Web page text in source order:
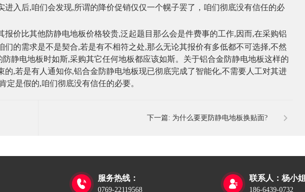
进入后,咱们会发现,所谓的降价促销仅仅一个幌子罢了，咱们彻底没有信任的必
报价比其他防静电地板价格较贵,泛起题目那么会是件费事的工作,因而,在采购铝
们的需求是不是契合,若是有不相符之处,那么无论其报价有多低都不可选择,不然
防静电地板时如斯,采购其它任何地板都应该如斯。关于铝合金防静电地板这样的
的,若是有人通知你,铝合金防静电地板现已彻底完成了智能化,不需要人工对其进
定是假的,咱们彻底没有信任的必要。
下一篇: 为什么要更防静电地板换贴面?

服务热线：
0769-22119568

联系人：杨小姐
186-6439-0732